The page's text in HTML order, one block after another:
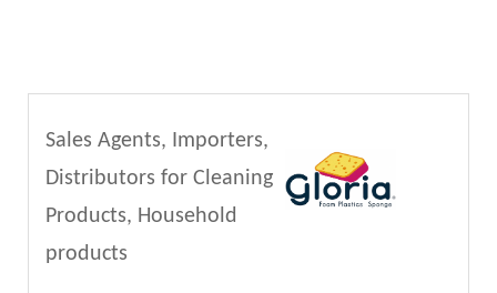
Sales Agents, Importers,
Distributors for Cleaning
Products, Household
products